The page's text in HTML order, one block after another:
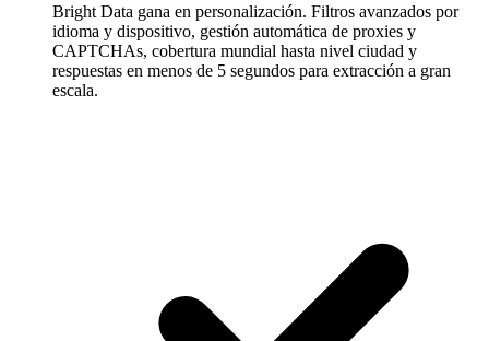
Bright Data gana en personalización. Filtros avanzados por
idioma y dispositivo, gestión automática de proxies y
CAPTCHAs, cobertura mundial hasta nivel ciudad y
respuestas en menos de 5 segundos para extracción a gran
escala.